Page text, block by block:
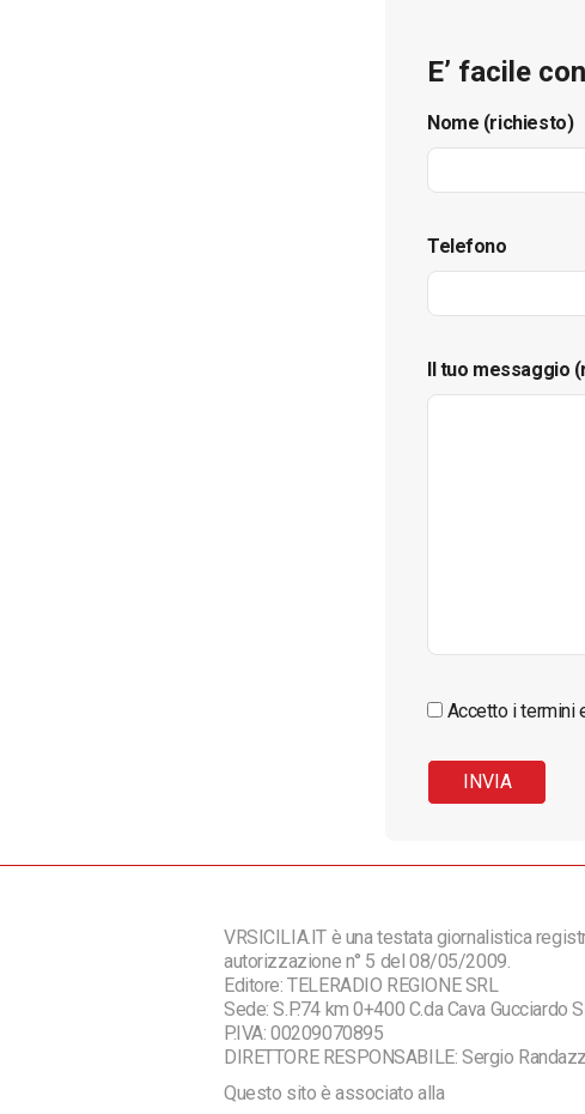
E’ facile
Nome (richiesto)
Telefono
Il tuo messaggio
Accetto i termini
VRSICILIA.IT è una testata giornalistica
autorizzazione n° 5 del 08/05/2009.
Editore: TELERADIO REGIONE SRL
Sede: S.P.74 km 0+400 C.da Cava Gucciardo
P.IVA: 00209070895
DIRETTORE RESPONSABILE: Sergio
Questo sito è associato alla